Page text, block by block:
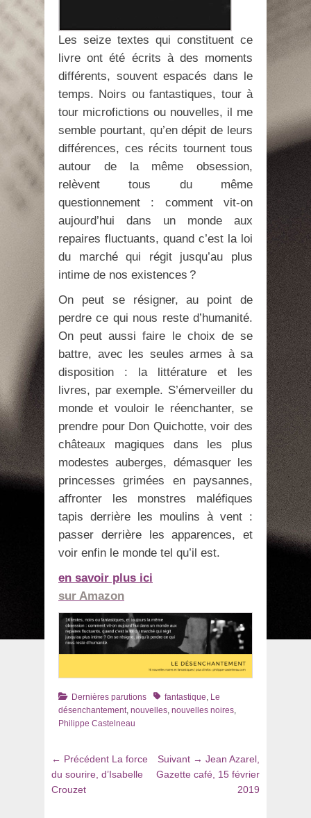
Les seize textes qui constituent ce
livre ont été écrits à des moments
différents, souvent espacés dans le
temps. Noirs ou fantastiques, tour à
tour microfictions ou nouvelles, il me
semble pourtant, qu’en dépit de leurs
différences, ces récits tournent tous
autour de la même obsession,
relèvent tous du même
questionnement : comment vit-on
aujourd’hui dans un monde aux
repaires fluctuants, quand c’est la loi
du marché qui régit jusqu’au plus
intime de nos existences ?
On peut se résigner, au point de
perdre ce qui nous reste d’humanité.
On peut aussi faire le choix de se
battre, avec les seules armes à sa
disposition : la littérature et les
livres, par exemple. S’émerveiller du
monde et vouloir le réenchanter, se
prendre pour Don Quichotte, voir des
châteaux magiques dans les plus
modestes auberges, démasquer les
princesses grimées en paysannes,
affronter les monstres maléfiques
tapis derrière les moulins à vent :
passer derrière les apparences, et
voir enfin le monde tel qu’il est.
en savoir plus ici
sur Amazon
Catégories
Dernières parutions Tagsfantastique, Le
désenchantement, nouvelles, nouvelles noires,
Philippe Castelneau
Navigation
de
l’article
← Précédent Article
précédent
La force
du sourire, d’Isabelle
Crouzet
Suivant → Article
suivant
Jean Azarel,
Gazette café, 15 février
2019